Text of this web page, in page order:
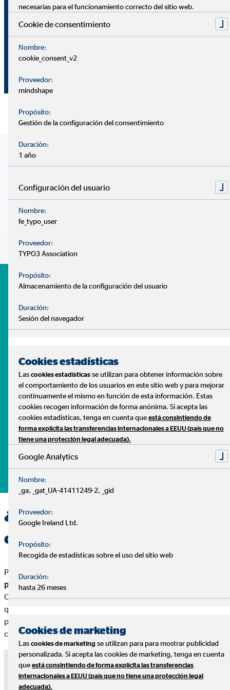
¡Únete a nuestro equipo de consultores!
profesión donde ayudar a los demás, obtener buenos
ingresos y ser dueño de tu propio tiempo, sigue leyendo.
horarios, formación de alta calidad, fantásticos incentivos y
profesionales de primer nivel, bajo la sólida estructura de
una compañía que lleva operando más de 50 años en
Europa.
¿Te unes al equipo OVB?
Aplicar
¿Qué buscamos en nuestros
consultores financieros?
Para nosotros
perfecto, sino que seas un apasionado por tu trabajo.
OVB te ofrecemos desarrollarte en una actividad gratificante,
que además de ayudar a las personas con sus finanzas, te
permite disfrutar de flexibilidad y libertad en tu trabajo. Haz
carrera con OVB, donde el límite para crecer lo estableces tú.
Nota sobre medios externos
Utilizamos servicios de proveedores externos para brindarle
necesarias para el funcionamiento correcto del sitio web.
Cookie de consentimiento
Nombre:
cookie_consent_v2
Proveedor:
mindshape
Propósito:
Gestión de la configuración del consentimiento
Duración:
1 año
Configuración del usuario
Nombre:
fe_typo_user
Proveedor:
TYPO3 Association
Propósito:
Almacenamiento de la configuración del usuario
Duración:
Sesión del navegador
Cookies estadísticas
Las cookies estadísticas se utilizan para obtener información sobre
el comportamiento de los usuarios en este sitio web y para mejorar
continuamente el mismo en función de esta información. Estas
cookies recogen información de forma anónima. Si acepta las
cookies estadísticas, tenga en cuenta que está consintiendo de
forma explícita las transferencias internacionales a EEUU (país que no
tiene una protección legal adecuada).
Google Analytics
Nombre:
_ga, _gat_UA-41411249-2, _gid
Proveedor:
Google Ireland Ltd.
Propósito:
Recogida de estadísticas sobre el uso del sitio web
Duración:
hasta 26 meses
Cookies de marketing
Las cookies de marketing se utilizan para para mostrar publicidad
personalizada. Si acepta las cookies de marketing, tenga en cuenta
que está consintiendo de forma explícita las transferencias
internacionales a EEUU (país que no tiene una protección legal
adecuada).